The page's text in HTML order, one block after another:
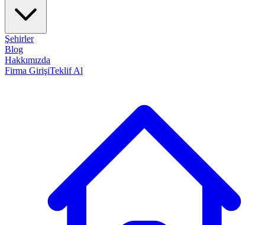
Şehirler
Blog
Hakkımızda
Firma GirişiTeklif Al